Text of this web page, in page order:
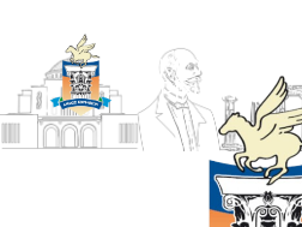
ΔΗΜΟΣ
ΚΟΡΙΝΘΙΩΝ